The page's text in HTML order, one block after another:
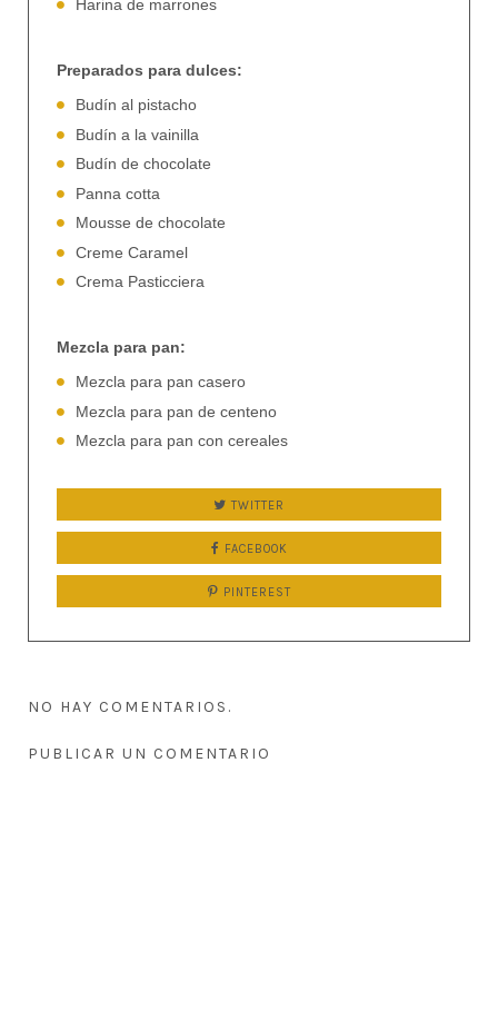
Harina de marrones
Preparados para dulces:
Budín al pistacho
Budín a la vainilla
Budín de chocolate
Panna cotta
Mousse de chocolate
Creme Caramel
Crema Pasticciera
Mezcla para pan:
Mezcla para pan casero
Mezcla para pan de centeno
Mezcla para pan con cereales
TWITTER
FACEBOOK
PINTEREST
NO HAY COMENTARIOS.
PUBLICAR UN COMENTARIO